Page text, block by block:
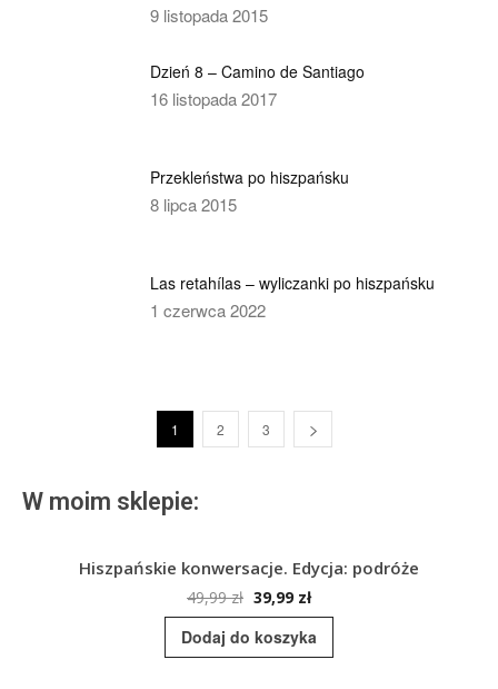
9 listopada 2015
Dzień 8 – Camino de Santiago
16 listopada 2017
Przekleństwa po hiszpańsku
8 lipca 2015
Las retahílas – wyliczanki po hiszpańsku
1 czerwca 2022
1 2 3
W moim sklepie:
Hiszpańskie konwersacje. Edycja: podróże
49,99zł Pierwotna
cena
wynosiła:
49,99 zł.
39,99 złAktualna
cena
wynosi:
39,99 zł.
Dodaj do koszyka